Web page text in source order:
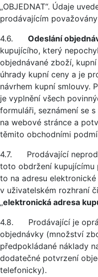
„OBJEDNAT“. Údaje
prodávajícím
4.6. Odeslání
kupujícího, který
objednávané zboží,
úhrady kupní ceny a je
návrhem kupní smlouvy.
je vyplnění všech
formuláři, seznámení se
na webové stránce a
těmito obchodními
4.7. Prodávající
toto obdržení
to na adresu
v uživatelském rozhraní
„elektronická adresa
4.8. Prodávající je
objednávky (množství
předpokládané náklady
dodatečné potvrzení
telefonicky).